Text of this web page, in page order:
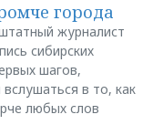
города
журналист
сибирских
шагов,
в то, как
любых слов